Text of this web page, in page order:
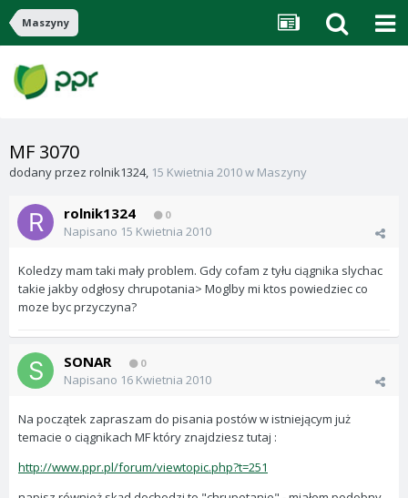
Maszyny
MF 3070
dodany przez rolnik1324, 15 Kwietnia 2010w Maszyny
rolnik1324 0
Napisano 15 Kwietnia 2010
Koledzy mam taki mały problem. Gdy cofam z tyłu ciągnika slychac
takie jakby odgłosy chrupotania> Moglby mi ktos powiedziec co
moze byc przyczyna?
SONAR 0
Napisano 16 Kwietnia 2010
Na początek zapraszam do pisania postów w istniejącym już
temacie o ciągnikach MF który znajdziesz tutaj :
http://www.ppr.pl/forum/viewtopic.php?t=251